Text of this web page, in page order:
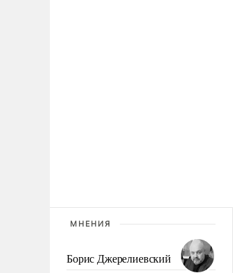
МНЕНИЯ
Борис Джерелиевский